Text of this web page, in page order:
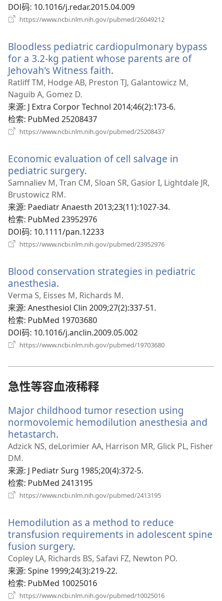
DOI码‎: 10.1016/j.redar.2015.04.009
https://www.ncbi.nlm.nih.gov/pubmed/26049212
窗
口）
Bloodless pediatric cardiopulmonary bypass
for a 3.2-kg patient whose parents are of
Jehovah's Witness faith.
开
窗
Ratliff TM, Hodge AB, Preston TJ, Galantowicz M,
Naguib A, Gomez D.
来源‎: J Extra Corpor Technol 2014;46(2):173-6.
检索‎: PubMed 25208437
https://www.ncbi.nlm.nih.gov/pubmed/25208437
窗
Economic evaluation of cell salvage in
pediatric surgery.
开
窗
口）
Samnaliev M, Tran CM, Sloan SR, Gasior I, Lightdale JR,
Brustowicz RM.
来源‎: Paediatr Anaesth 2013;23(11):1027-34.
检索‎: PubMed 23952976
DOI码‎: 10.1111/pan.12233
https://www.ncbi.nlm.nih.gov/pubmed/23952976
窗
Blood conservation strategies in pediatric
anesthesia.
开
新
窗
口）
Verma S, Eisses M, Richards M.
来源‎: Anesthesiol Clin 2009;27(2):337-51.
检索‎: PubMed 19703680
DOI码‎: 10.1016/j.anclin.2009.05.002
https://www.ncbi.nlm.nih.gov/pubmed/19703680
急性等容血液稀释
Major childhood tumor resection using
normovolemic hemodilution anesthesia and
hetastarch.
开
窗
口）
Adzick NS, deLorimier AA, Harrison MR, Glick PL, Fisher
DM.
来源‎: J Pediatr Surg 1985;20(4):372-5.
检索‎: PubMed 2413195
https://www.ncbi.nlm.nih.gov/pubmed/2413195
窗
口）
Hemodilution as a method to reduce
transfusion requirements in adolescent spine
fusion surgery.
开
新
窗
口）
Copley LA, Richards BS, Safavi FZ, Newton PO.
来源‎: Spine 1999;24(3):219-22.
检索‎: PubMed 10025016
https://www.ncbi.nlm.nih.gov/pubmed/10025016